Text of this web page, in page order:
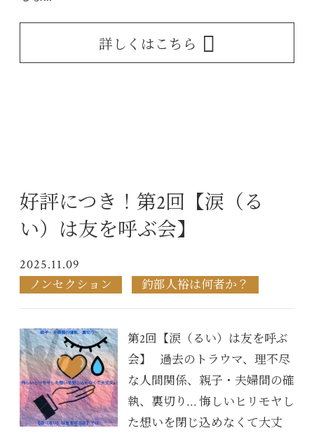
詳しくはこちら
好評につき！第2回【涙（る
い）は友を呼ぶ会】
2025.11.09
ノンセクション 釣部人裕は何者か？
第2回【涙（るい）は友を呼ぶ
会】 過去のトラウマ、理不尽
な人間関係、親子・夫婦間の確
執、裏切り… 悔しいヒリモヤし
た想いを閉じ込めなくて大丈